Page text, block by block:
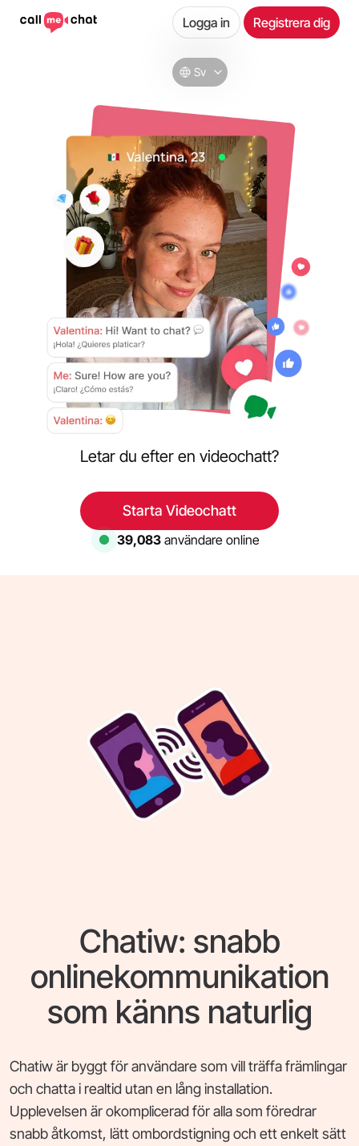
Sv
Logga in Registrera dig
Letar du efter en videochatt?
Starta Videochatt
39,083 användare online
Chatiw: snabb
onlinekommunikation
som känns naturlig
Chatiw är byggt för användare som vill träffa främlingar
och chatta i realtid utan en lång installation.
Upplevelsen är okomplicerad för alla som föredrar
snabb åtkomst, lätt ombordstigning och ett enkelt sätt